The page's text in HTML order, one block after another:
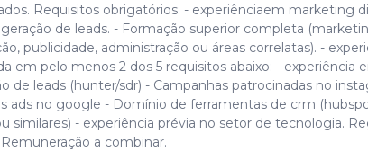
Requisitos obrigatórios: - experiênciaem marketing
de leads. - Formação superior completa
publicidade, administração ou áreas correlatas). -
em pelo menos 2 dos 5 requisitos abaixo: - experiência
de leads (hunter/sdr) - Campanhas patrocinadas no
ads no google - Domínio de ferramentas de crm
similares) - experiência prévia no setor de tecnologia.
a combinar.